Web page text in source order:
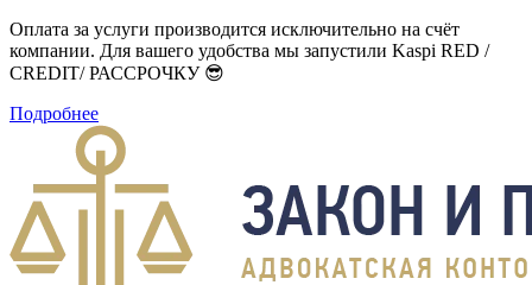
Оплата за услуги производится исключительно на счёт
компании. Для вашего удобства мы запустили Kaspi RED /
CREDIT/ РАССРОЧКУ 😎
Подробнее